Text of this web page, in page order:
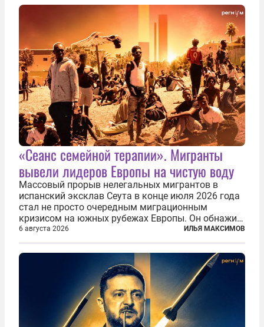
репарации Ирану, остановить прием мигрантов...
«Сеанс семейной терапии». Мигранты
вывели лидеров Европы на чистую воду
Массовый прорыв нелегальных мигрантов в
испанский эксклав Сеута в конце июля 2026 года
стал не просто очередным миграционным
кризисом на южных рубежах Европы. Он обнажил
фундаментальный раскол внутри Евросоюза,
продемонстрировав, что десятилетиями
выстраивавшаяся миграционная политика ЕС
6 августа 2026 ИЛЬЯ МАКСИМОВ